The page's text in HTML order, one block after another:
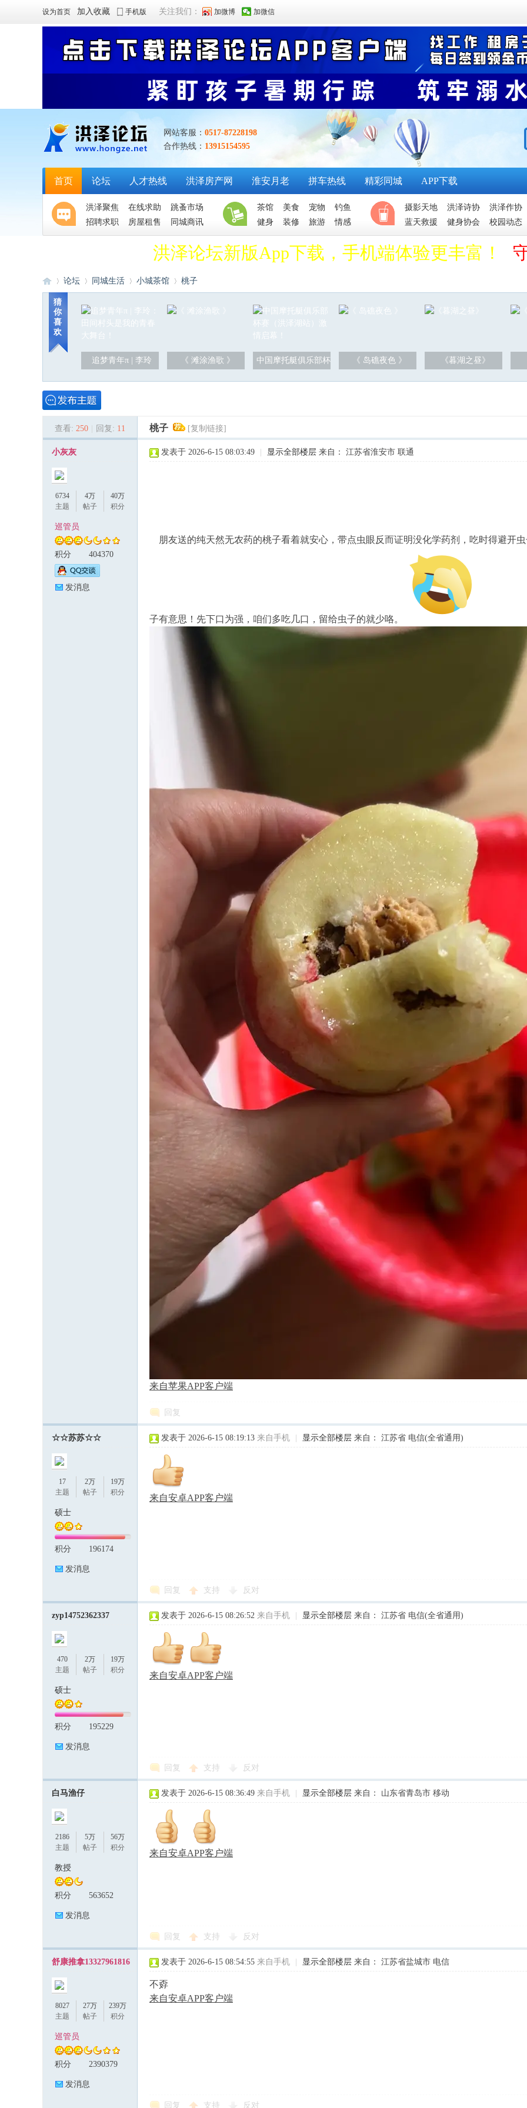
设为首页 加入收藏 手机版 关注我们： 加微博 加微信
网站客服： 0517-87228198
合作热线： 13915154595
首页 论坛 人才热线 洪泽房产网 淮安月老 拼车热线 精彩同城 APP下载
洪泽聚焦 在线求助
跳蚤市场
招聘求职
房屋租售 同城商讯
茶馆 美食 宠物
钓鱼
健身
装修 旅游 情感
摄影天地 洪泽诗协
洪泽作协
蓝天救援
健身协会 校园动态
洪泽论坛新版App下载，手机端体验更丰富！
»
论坛 同城生活 小城茶馆 桃子
猜
你
喜
欢
追梦青年π | 李玲 《 滩涂渔歌 》 中国摩托艇俱乐部杯 《 岛礁夜色 》 《暮湖之昼》
查看: 250 回复: 11 桃子 [复制链接]
小灰灰
6734
主题
4万
帖子
40万
积分
巡管员
积分 404370
发消息
发表于 2026-6-15 08:03:49 显示全部楼层 来自： 江苏省淮安市 联通
朋友送的纯天然无农药的桃子看着就安心，带点虫眼反而证明没化学药剂，吃时得避开
子有意思！先下口为强，咱们多吃几口，留给虫子的就少咯。
来自苹果APP客户端
回复
☆☆苏苏☆☆
17
主题
2万
帖子
19万
积分
硕士
积分 196174
发消息
发表于 2026-6-15 08:19:13 来自手机 显示全部楼层 来自： 江苏省 电信(全省通用)
来自安卓APP客户端
回复 支持 反对
zyp14752362337
470
主题
2万
帖子
19万
积分
硕士
积分 195229
发消息
发表于 2026-6-15 08:26:52 来自手机 显示全部楼层 来自： 江苏省 电信(全省通用)
来自安卓APP客户端
回复 支持 反对
白马渔仔
2186
主题
5万
帖子
56万
积分
教授
积分 563652
发消息
发表于 2026-6-15 08:36:49 来自手机 显示全部楼层 来自： 山东省青岛市 移动
来自安卓APP客户端
回复 支持 反对
舒康推拿13327961816
8027
主题
27万
帖子
239万
积分
巡管员
积分 2390379
发消息
发表于 2026-6-15 08:54:55 来自手机 显示全部楼层 来自： 江苏省盐城市 电信
不孬
来自安卓APP客户端
回复 支持 反对